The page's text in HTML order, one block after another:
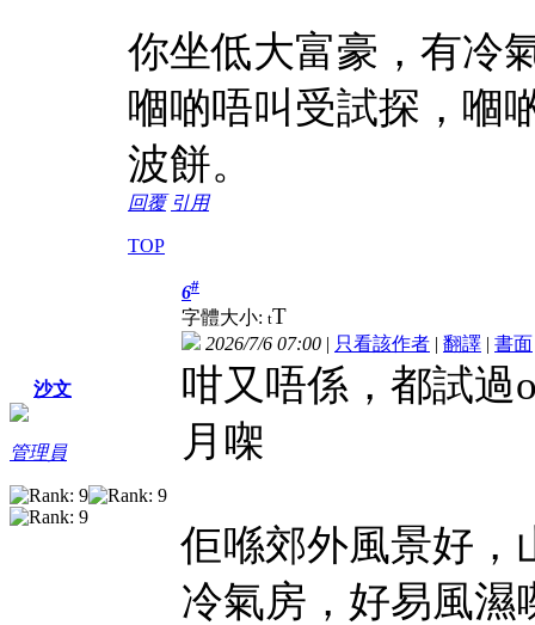
你坐低大富豪，有冷
嗰啲唔叫受試探，嗰
波餅。
回覆 引用
TOP
沙文
管理員
6#
字體大小: tT
2026/7/6 07:00 | 只看該作者 | 翻譯 | 書面
咁又唔係，都試過
月㗎
佢喺郊外風景好
冷氣房，好易風濕